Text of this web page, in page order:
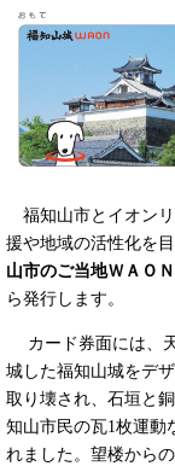
福知山市とイオン
援や地域の活性化を
山市のご当地ＷＡＯ
ら発行します。
カード券面には、
城した福知山城をデ
取り壊され、石垣と
知山市民の瓦1枚運動
れました。望楼から